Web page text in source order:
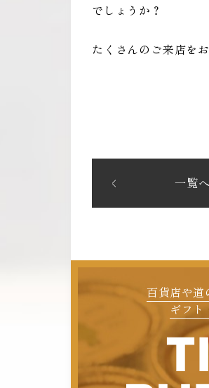
でしょうか？
たくさんのご来店を
一覧
百貨店や道
ギフト